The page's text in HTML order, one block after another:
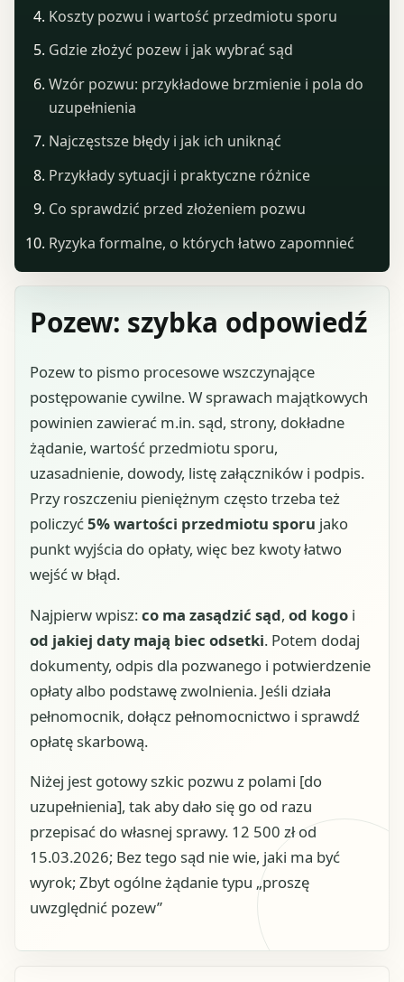
Pozew: szybka odpowiedź
Pozew to pismo procesowe wszczynające
postępowanie cywilne. W sprawach majątkowych
powinien zawierać m.in. sąd, strony, dokładne
żądanie, wartość przedmiotu sporu,
uzasadnienie, dowody, listę załączników i podpis.
Przy roszczeniu pieniężnym często trzeba też
policzyć5% wartości przedmiotu sporu jako
punkt wyjścia do opłaty, więc bez kwoty łatwo
wejść w błąd.
Najpierw wpisz:co ma zasądzić sąd, od kogo i
od jakiej daty mają biec odsetki. Potem dodaj
dokumenty, odpis dla pozwanego i potwierdzenie
opłaty albo podstawę zwolnienia. Jeśli działa
pełnomocnik, dołącz pełnomocnictwo i sprawdź
opłatę skarbową.
Niżej jest gotowy szkic pozwu z polami [do
uzupełnienia], tak aby dało się go od razu
przepisać do własnej sprawy. 12 500 zł od
15.03.2026; Bez tego sąd nie wie, jaki ma być
wyrok; Zbyt ogólne żądanie typu „proszę
uwzględnić pozew”
Koszty pozwu i wartość przedmiotu sporu
Gdzie złożyć pozew i jak wybrać sąd
Wzór pozwu: przykładowe brzmienie i pola do
uzupełnienia
Najczęstsze błędy i jak ich uniknąć
Przykłady sytuacji i praktyczne różnice
Co sprawdzić przed złożeniem pozwu
Ryzyka formalne, o których łatwo zapomnieć